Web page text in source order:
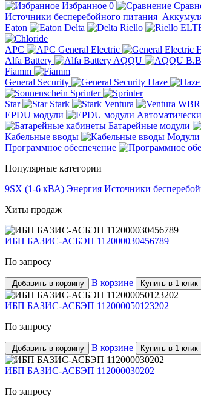
Избранное 0
Источники бесперебойного питания
Eaton
Delta Riello
APC General Electric
Alfa Battery
AQQU
Fiamm
General Security
Haze
Sprinter
Star
Stark Ventura WBR
EPDU модули
Батарейные модули
Кабельные вводы
Модули
Программное обеспечение
Популярные категории
9SX (1-6 кВА) Энергия Источники
Хиты продаж
ИБП БАЗИС-АСБЭП 112000030456789
По запросу
Добавить в корзину В корзине Купить в 1 клик
ИБП БАЗИС-АСБЭП 112000050123202
По запросу
Добавить в корзину В корзине Купить в 1 клик
ИБП БАЗИС-АСБЭП 112000030202
По запросу